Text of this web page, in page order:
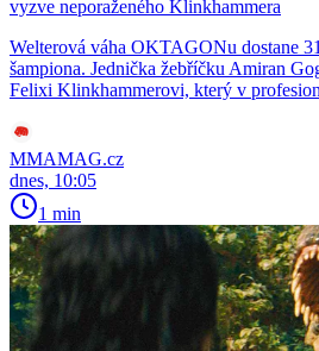
vyzve neporaženého Klinkhammera
Welterová váha OKTAGONu dostane
šampiona. Jednička žebříčku Amiran
Felixi Klinkhammerovi, který v
MMAMAG.cz
dnes, 10:05
1 min